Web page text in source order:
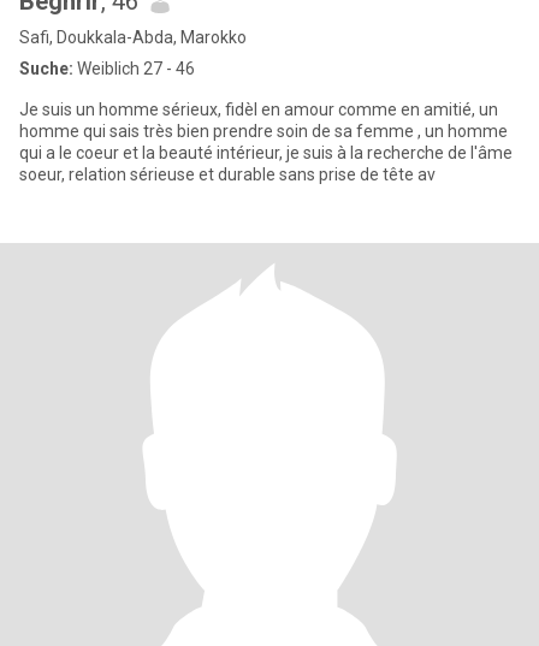
Safi, Doukkala-Abda, Marokko
Suche: Weiblich 27 - 46
Je suis un homme sérieux, fidèl en amour comme en amitié, un
homme qui sais très bien prendre soin de sa femme , un homme
qui a le coeur et la beauté intérieur, je suis à la recherche de l'âme
soeur, relation sérieuse et durable sans prise de tête av